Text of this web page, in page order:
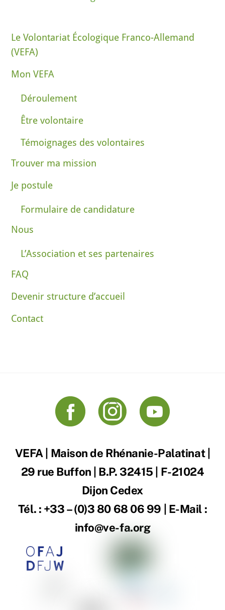
Le Volontariat Écologique Franco-Allemand
(VEFA)
Mon VEFA
Déroulement
Être volontaire
Témoignages des volontaires
Trouver ma mission
Je postule
Formulaire de candidature
Nous
L’Association et ses partenaires
FAQ
Devenir structure d’accueil
Contact
Back
To
VEFA | Maison de Rhénanie-Palatinat |
29 rue Buffon | B.P. 32415 | F-21024
Dijon Cedex
Tél. : +33 – (0)3 80 68 06 99 | E-Mail :
info@ve-fa.org